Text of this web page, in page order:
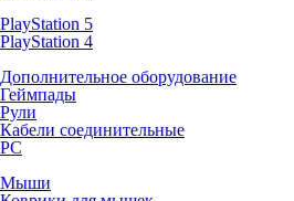
PlayStation 5
PlayStation 4
Дополнительное оборудование
Геймпады
Рули
Кабели соединительные
PC
Мыши